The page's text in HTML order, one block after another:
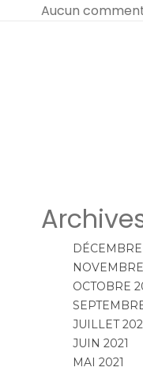
Aucun
DÉCEMBRE
OCTOBRE
JUILLET
JUIN 2021
MAI 2021